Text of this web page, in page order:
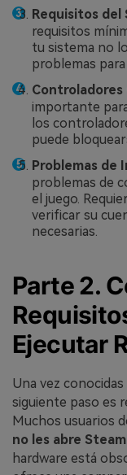
Requisitos del
requisitos
tu sistema no
problemas
Controladores
importante
los
puede
Problemas de
problemas de
el juego.
verificar su
necesarias.
Parte 2.
Ejecutar
Una vez
siguiente paso es
Muchos usuarios
no les abre Steam
hardware está